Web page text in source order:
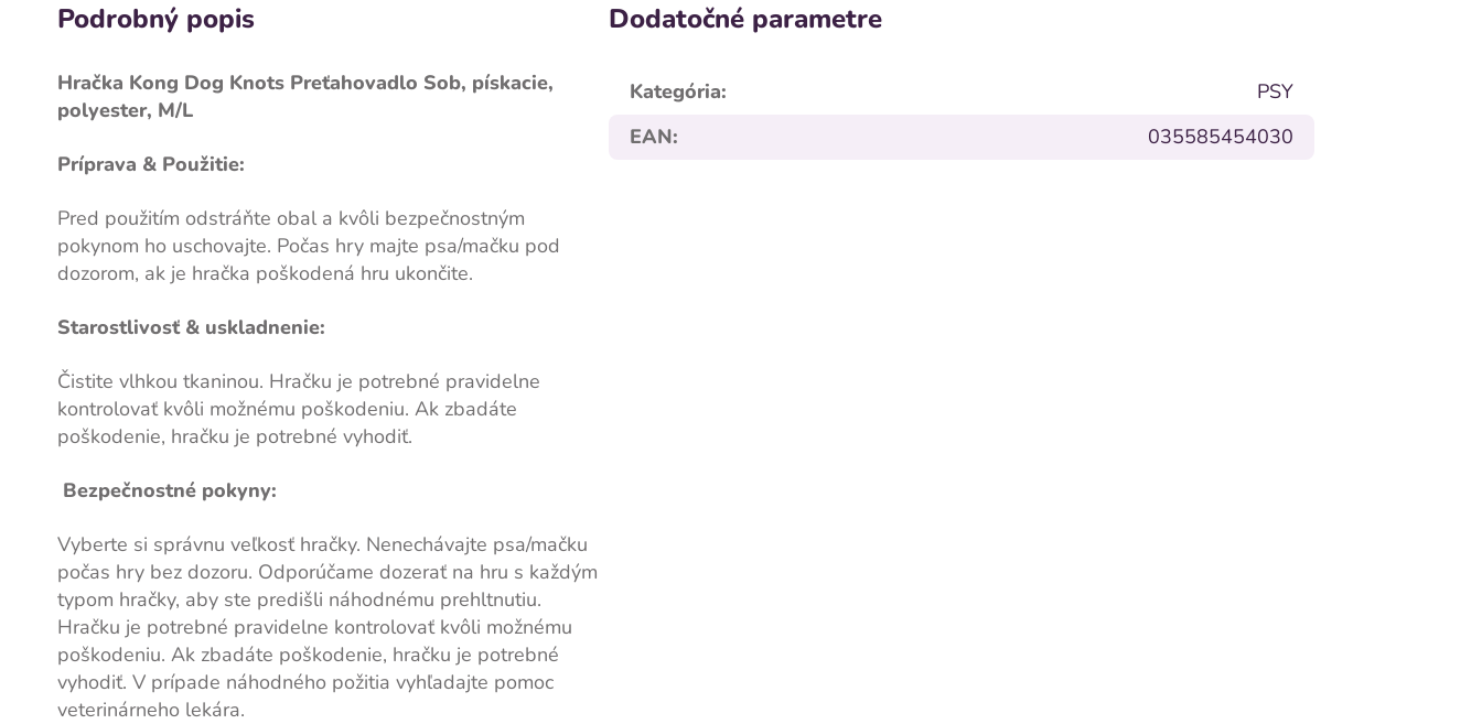
Podrobný popis
Hračka Kong Dog Knots Preťahovadlo Sob, pískacie,
polyester, M/L
Príprava & Použitie:
Pred použitím odstráňte obal a kvôli bezpečnostným
pokynom ho uschovajte. Počas hry majte psa/mačku pod
dozorom, ak je hračka poškodená hru ukončite.
Starostlivosť & uskladnenie:
Čistite vlhkou tkaninou. Hračku je potrebné pravidelne
kontrolovať kvôli možnému poškodeniu. Ak zbadáte
poškodenie, hračku je potrebné vyhodiť.
Bezpečnostné pokyny:
Vyberte si správnu veľkosť hračky. Nenechávajte psa/mačku
počas hry bez dozoru. Odporúčame dozerať na hru s každým
typom hračky, aby ste predišli náhodnému prehltnutiu.
Hračku je potrebné pravidelne kontrolovať kvôli možnému
poškodeniu. Ak zbadáte poškodenie, hračku je potrebné
vyhodiť. V prípade náhodného požitia vyhľadajte pomoc
veterinárneho lekára.
Dodatočné parametre
Kategória:
PSY
EAN: 035585454030